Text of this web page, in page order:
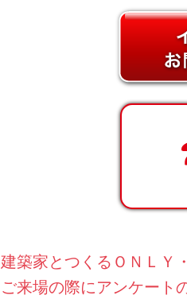
建築家とつくるＯＮＬＹ
ご来場の際にアンケート